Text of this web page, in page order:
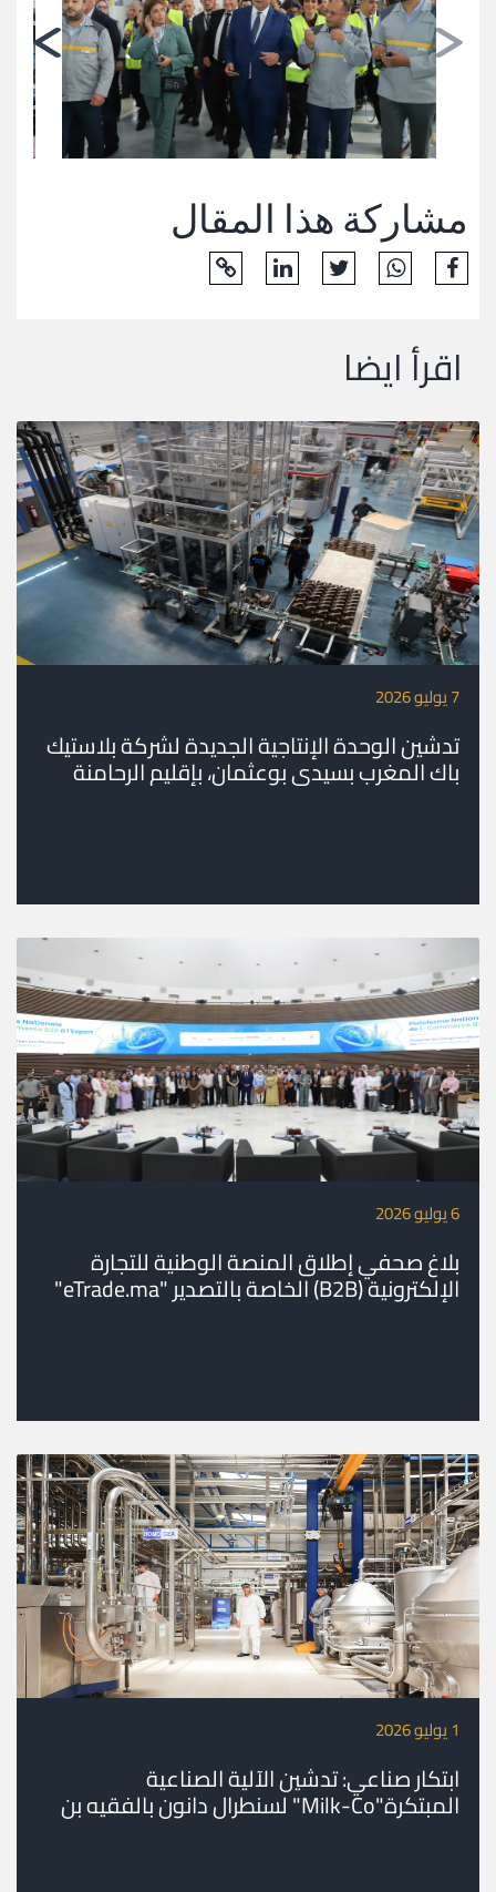
مشاركة هذا المقال
اقرأ ايضا
7 يوليو 2026
تدشين الوحدة الإنتاجية الجديدة لشركة بلاستيك
باك المغرب بسيدي بوعثمان، بإقليم الرحامنة
6 يوليو 2026
بلاغ صحفي إطلاق المنصة الوطنية للتجارة
الإلكترونية (B2B) الخاصة بالتصدير "eTrade.ma"
إدماج المقاولات المغربية في الأسواق الدولية
1 يوليو 2026
ابتكار صناعي: تدشين الآلية الصناعية
المبتكرة"Milk-Co" لسنطرال دانون بالفقيه بن
صالح